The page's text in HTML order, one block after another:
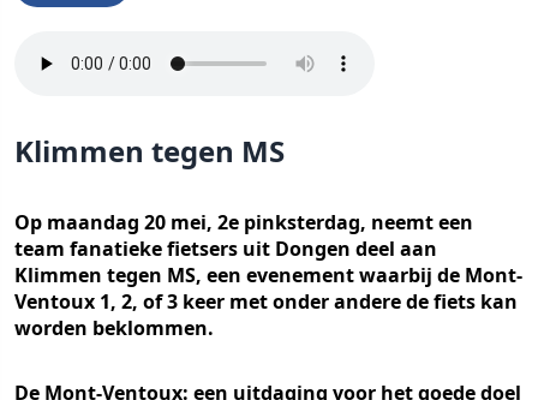
Klimmen tegen MS
Op maandag 20 mei, 2e pinksterdag, neemt een
team fanatieke fietsers uit Dongen deel aan
Klimmen tegen MS, een evenement waarbij de Mont-
Ventoux 1, 2, of 3 keer met onder andere de fiets kan
worden beklommen.
De Mont-Ventoux: een uitdaging voor het goede doel